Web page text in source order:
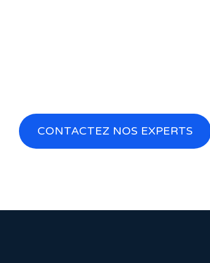
CONTACTEZ NOS EXPERTS